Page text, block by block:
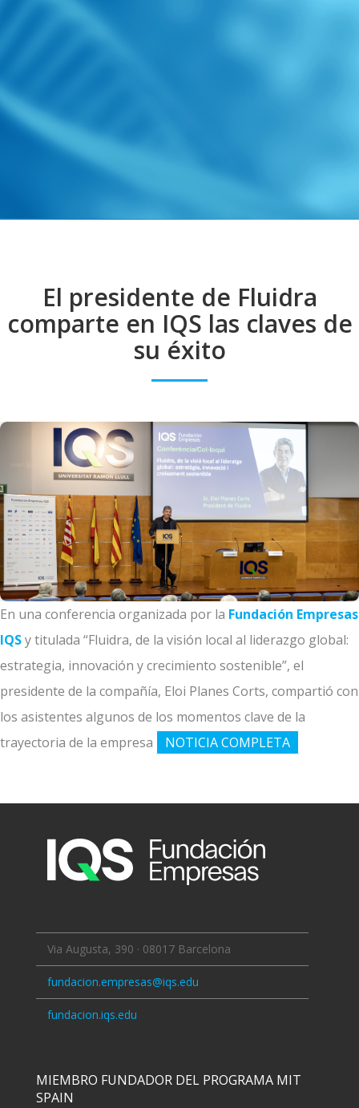
El presidente de Fluidra
comparte en IQS las claves de
su éxito
En una conferencia organizada por la Fundación Empresas
IQSy titulada “Fluidra, de la visión local al liderazgo global:
estrategia, innovación y crecimiento sostenible”, el
presidente de la compañía, Eloi Planes Corts, compartió con
los asistentes algunos de los momentos clave de la
trayectoria de la empresa
NOTICIA COMPLETA
Via Augusta, 390 · 08017 Barcelona
fundacion.empresas@iqs.edu
fundacion.iqs.edu
MIEMBRO FUNDADOR DEL PROGRAMA MIT
SPAIN